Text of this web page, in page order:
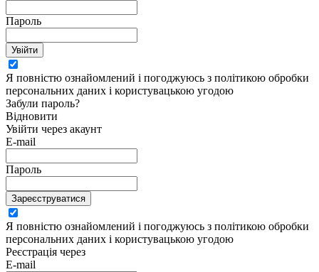
Пароль
Увійти
Я повністю ознайомлений і погоджуюсь з політикою обробки
персональних даних і користувацькою угодою
Забули пароль?
Відновити
Увійти через акаунт
E-mail
Пароль
Зареєструватися
Я повністю ознайомлений і погоджуюсь з політикою обробки
персональних даних і користувацькою угодою
Реєстрація через
E-mail